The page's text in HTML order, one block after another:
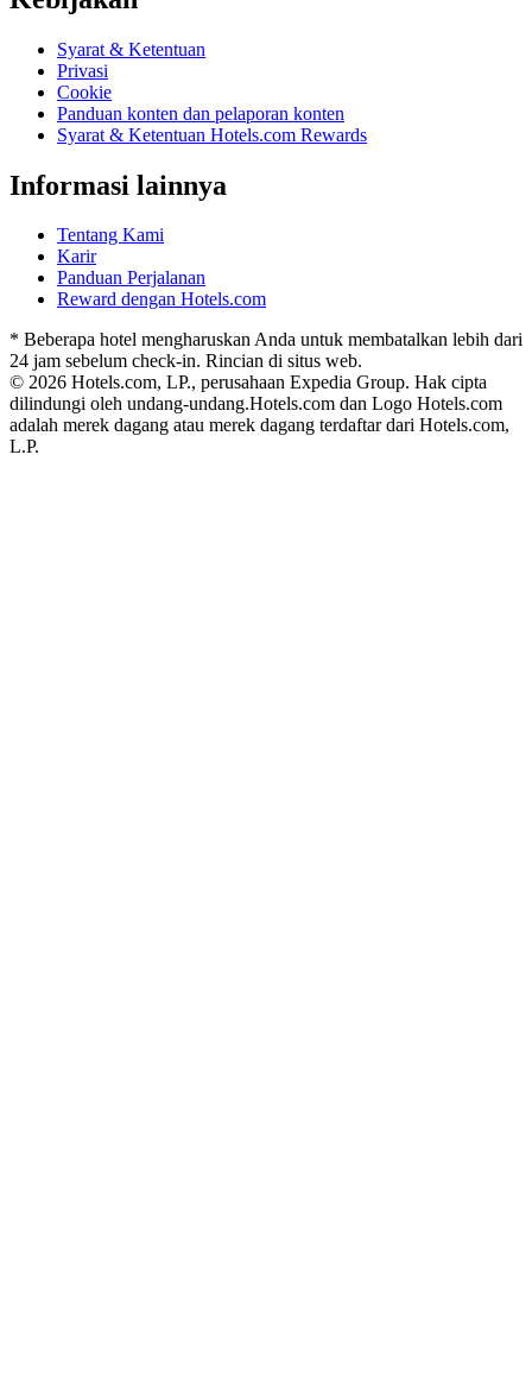
Syarat & Ketentuan
Privasi
Cookie
Panduan konten dan pelaporan konten
Syarat & Ketentuan Hotels.com Rewards
Informasi lainnya
Tentang Kami
Karir
Panduan Perjalanan
Reward dengan Hotels.com
* Beberapa hotel mengharuskan Anda untuk membatalkan lebih dari
24 jam sebelum check-in. Rincian di situs web.
© 2026 Hotels.com, LP., perusahaan Expedia Group. Hak cipta
dilindungi oleh undang-undang.Hotels.com dan Logo Hotels.com
adalah merek dagang atau merek dagang terdaftar dari Hotels.com,
L.P.